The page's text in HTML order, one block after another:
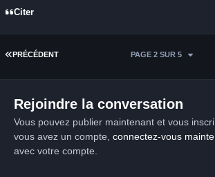
Citer
PREMIÈRE PAGE
PRÉCÉDENT PAGE 2 SUR 5
Rejoindre la conversation
Vous pouvez publier maintenant et vous
vous avez un compte, connectez-vous
avec votre compte.